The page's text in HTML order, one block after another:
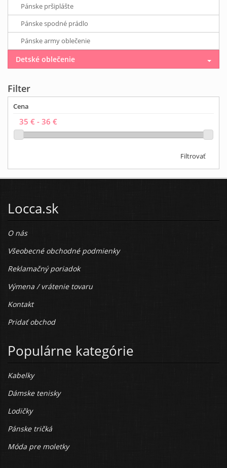
Pánske pršiplášte
Pánske spodné prádlo
Pánske army oblečenie
Detské oblečenie
Filter
Cena
Filtrovať
Locca.sk
O nás
Všeobecné obchodné podmienky
Reklamačný poriadok
Výmena / vrátenie tovaru
Kontakt
Pridať obchod
Populárne kategórie
Kabelky
Dámske tenisky
Lodičky
Pánske tričká
Móda pre moletky